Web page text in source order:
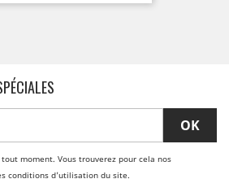
moment. Vous trouverez pour cela nos
conditions d'utilisation du site.